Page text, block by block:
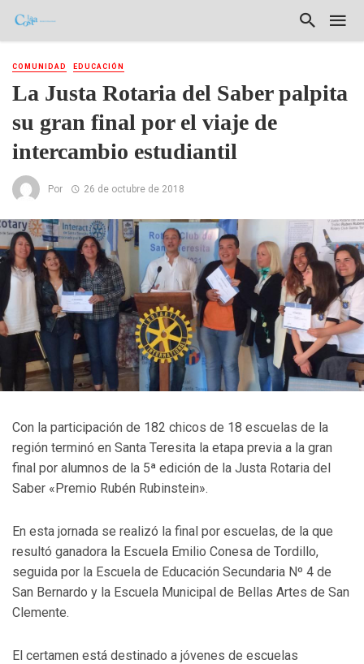
COMUNIDAD EDUCACIÓN
La Justa Rotaria del Saber palpita
su gran final por el viaje de
intercambio estudiantil
Por 26 de octubre de 2018
Con la participación de 182 chicos de 18 escuelas de la
región terminó en Santa Teresita la etapa previa a la gran
final por alumnos de la 5ª edición de la Justa Rotaria del
Saber «Premio Rubén Rubinstein».
En esta jornada se realizó la final por escuelas, de la que
resultó ganadora la Escuela Emilio Conesa de Tordillo,
seguida por la Escuela de Educación Secundaria Nº 4 de
San Bernardo y la Escuela Municipal de Bellas Artes de San
Clemente.
El certamen está destinado a jóvenes de escuelas